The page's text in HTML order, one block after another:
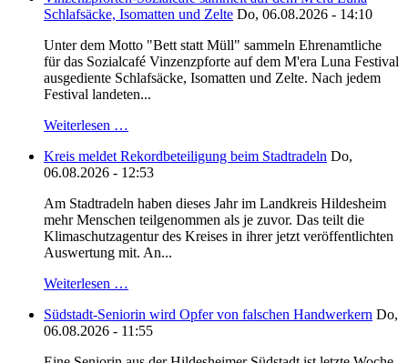
Schlafsäcke, Isomatten und Zelte Do, 06.08.2026 - 14:10
Unter dem Motto "Bett statt Müll" sammeln Ehrenamtliche
für das Sozialcafé Vinzenzpforte auf dem M'era Luna Festival
ausgediente Schlafsäcke, Isomatten und Zelte. Nach jedem
Festival landeten...
Weiterlesen …
Kreis meldet Rekordbeteiligung beim Stadtradeln Do,
06.08.2026 - 12:53
Am Stadtradeln haben dieses Jahr im Landkreis Hildesheim
mehr Menschen teilgenommen als je zuvor. Das teilt die
Klimaschutzagentur des Kreises in ihrer jetzt veröffentlichten
Auswertung mit. An...
Weiterlesen …
Südstadt-Seniorin wird Opfer von falschen Handwerkern Do,
06.08.2026 - 11:55